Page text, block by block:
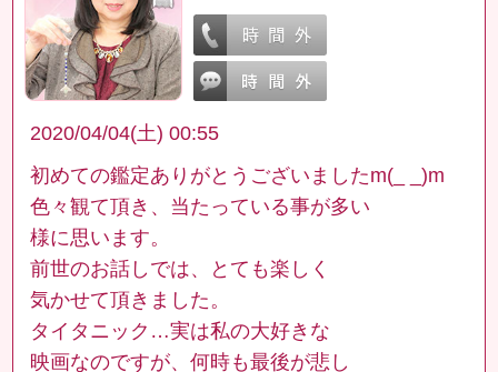
2020/04/04(土) 00:55
初めての鑑定ありがとうございましたm(_ _)m
色々観て頂き、当たっている事が多い
様に思います。
前世のお話しでは、とても楽しく
気かせて頂きました。
タイタニック…実は私の大好きな
映画なのですが、何時も最後が悲し